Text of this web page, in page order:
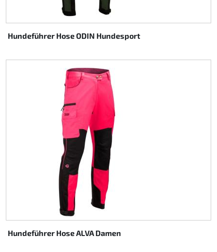
Hundeführer Hose ODIN Hundesport
Hundeführer Hose ALVA Damen